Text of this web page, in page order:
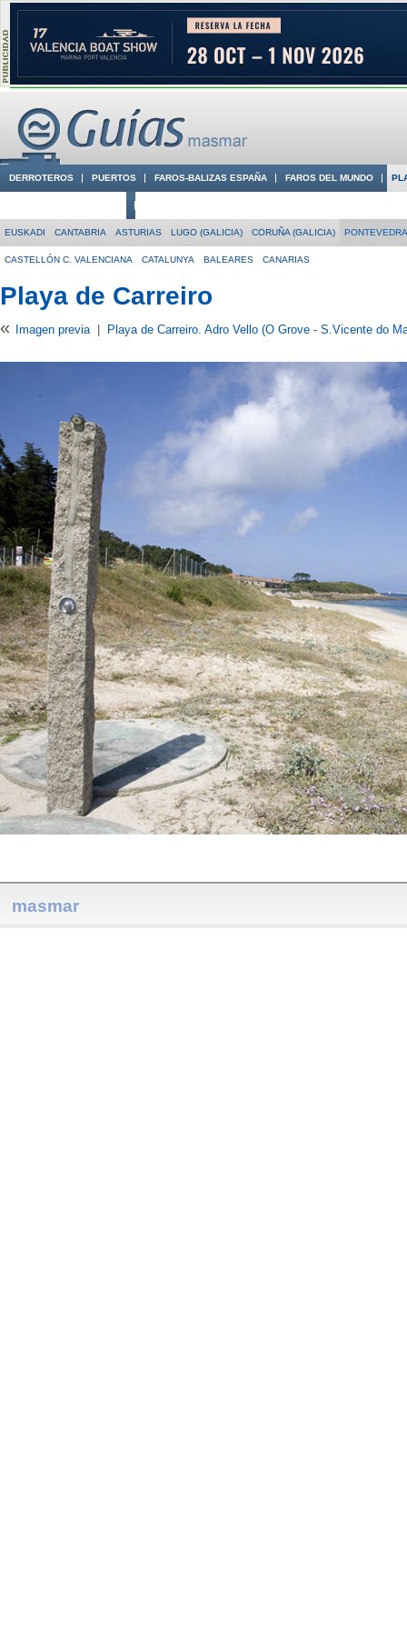
DERROTEROS PUERTOS FAROS-BALIZAS ESPAÑA FAROS DEL MUNDO
EUSKADI CANTABRIA ASTURIAS LUGO (GALICIA) CORUÑA (GALICIA)
CASTELLÓN C. VALENCIANA CATALUNYA BALEARES CANARIAS
Playa de Carreiro
« Imagen previa | Playa de Carreiro. Adro Vello (O Grove - S.Vicente do
masmar